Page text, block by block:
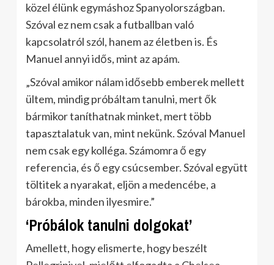
közel élünk egymáshoz Spanyolországban.
Szóval ez nem csak a futballban való
kapcsolatról szól, hanem az életben is. És
Manuel annyi idős, mint az apám.
„Szóval amikor nálam idősebb emberek mellett
ültem, mindig próbáltam tanulni, mert ők
bármikor taníthatnak minket, mert több
tapasztalatuk van, mint nekünk. Szóval Manuel
nem csak egy kolléga. Számomra ő egy
referencia, és ő egy csúcsember. Szóval együtt
töltitek a nyarakat, eljön a medencébe, a
bárokba, minden ilyesmire.”
‘Próbálok tanulni dolgokat’
Amellett, hogy elismerte, hogy beszélt